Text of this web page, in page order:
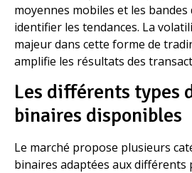
moyennes mobiles et les
identifier les tendances. La
majeur dans cette forme de
amplifie les résultats des
Les différents types
binaires disponibles
Le marché propose plusieurs
binaires adaptées aux différents